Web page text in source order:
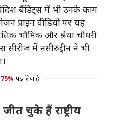
बैंडिट्स में भी उनके काम
प्राइम वीडियो पर यह
भौमिक और श्रेया चौधरी
सीरीज में नसीरुद्दीन ने भी
75% पढ़ लिया है
चुके हैं राष्ट्रीय